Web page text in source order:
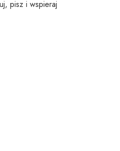
pisz i wspieraj